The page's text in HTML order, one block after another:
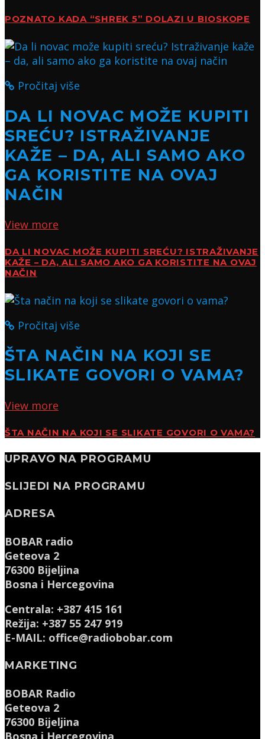
POZNATO KADA “SHREK 5” DOLAZI U BIOSKOPE
Pročitaj više
DA LI NOVAC MOŽE KUPITI
SREĆU? ISTRAŽIVANJE
KAŽE – DA, ALI SAMO AKO
GA KORISTITE NA OVAJ
NAČIN
View more
DA LI NOVAC MOŽE KUPITI SREĆU? ISTRAŽIVANJE
KAŽE – DA, ALI SAMO AKO GA KORISTITE NA OVAJ
NAČIN
Pročitaj više
ŠTA NAČIN NA KOJI SE
SLIKATE GOVORI O VAMA?
View more
ŠTA NAČIN NA KOJI SE SLIKATE GOVORI O VAMA?
UPRAVO NA PROGRAMU
SLIJEDI NA PROGRAMU
ADRESA
BOBAR radio
Geteova 2
76300 Bijeljina
Bosna i Hercegovina
Centrala: +387 415 161
Režija: +387 55 247 919
E-MAIL: office@radiobobar.com
MARKETING
BOBAR Radio
Geteova 2
76300 Bijeljina
Bosna i Hercegovina